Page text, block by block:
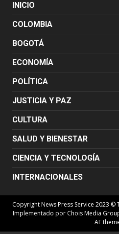
INICIO
COLOMBIA
BOGOTÁ
ECONOMÍA
POLÍTICA
JUSTICIA Y PAZ
CULTURA
SALUD Y BIENESTAR
CIENCIA Y TECNOLOGÍA
INTERNACIONALES
Copyright News Press Service 2023
Implementado por Chois Media
AF